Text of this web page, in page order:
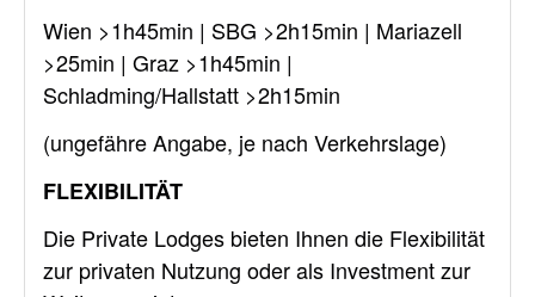
Wien >1h45min | SBG >2h15min | Mariazell
>25min | Graz >1h45min |
Schladming/Hallstatt >2h15min
(ungefähre Angabe, je nach Verkehrslage)
FLEXIBILITÄT
Die Private Lodges bieten Ihnen die Flexibilität
zur privaten Nutzung oder als Investment zur